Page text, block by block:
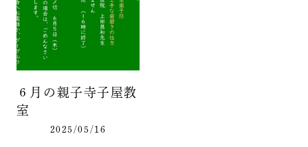
６月の親子寺子屋教
室
2025/05/16